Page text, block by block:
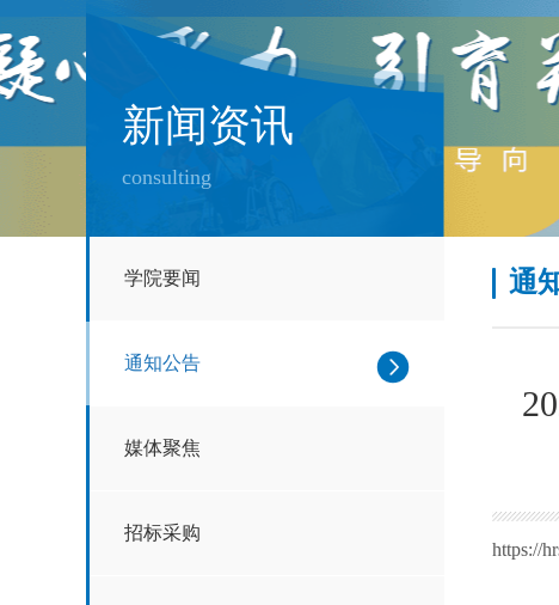
新闻资讯
consulting
学院要闻
通知公告
媒体聚焦
招标采购
通
https://